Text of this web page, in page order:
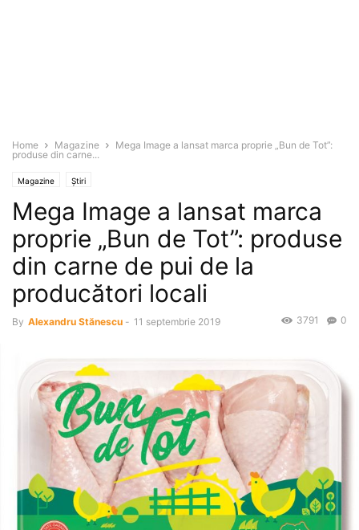
Home Magazine
Mega Image a lansat marca proprie „Bun de Tot”:
produse din carne...
Magazine Știri
Mega Image a lansat marca
proprie „Bun de Tot”: produse
din carne de pui de la
producători locali
By Alexandru Stănescu - 11 septembrie 2019 0
3791